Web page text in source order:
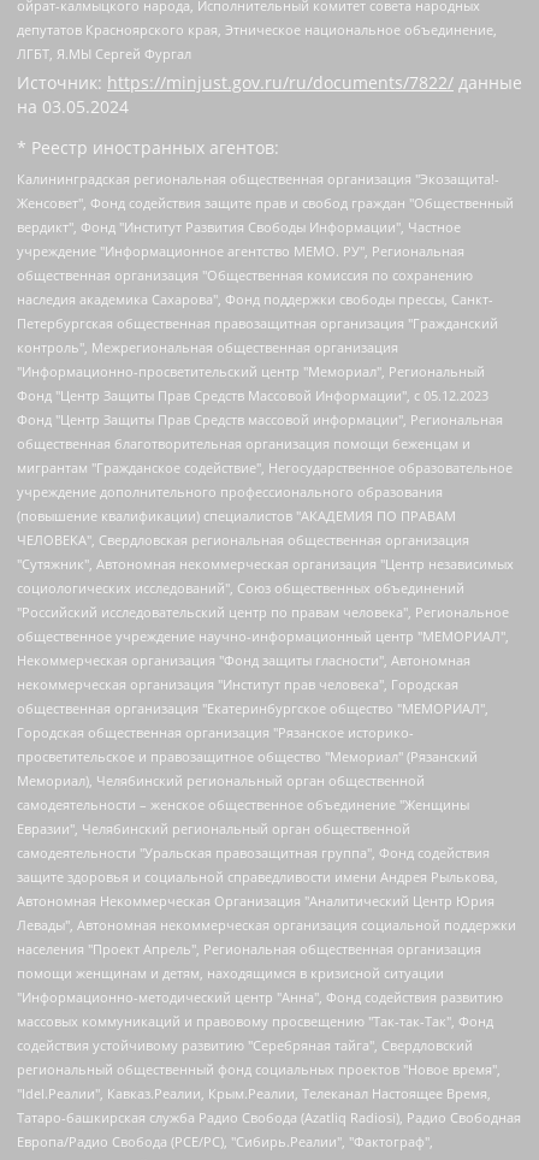
ойрат-калмыцкого народа, Исполнительный комитет совета народных
депутатов Красноярского края, Этническое национальное объединение,
ЛГБТ, Я.МЫ Сергей Фургал
Источник: https://minjust.gov.ru/ru/documents/7822/ данные
на 03.05.2024
* Реестр иностранных агентов:
Калининградская региональная общественная организация "Экозащита!-Женсовет", Фонд содействия защите прав и свобод граждан "Общественный вердикт", Фонд "Институт Развития Свободы Информации", Частное учреждение "Информационное агентство МЕМО. РУ", Региональная общественная организация "Общественная комиссия по сохранению наследия академика Сахарова", Фонд поддержки свободы прессы, Санкт-Петербургская общественная правозащитная организация "Гражданский контроль", Межрегиональная общественная организация "Информационно-просветительский центр "Мемориал", Региональный Фонд "Центр Защиты Прав Средств Массовой Информации", с 05.12.2023 Фонд "Центр Защиты Прав Средств массовой информации", Региональная общественная благотворительная организация помощи беженцам и мигрантам "Гражданское содействие", Негосударственное образовательное учреждение дополнительного профессионального образования (повышение квалификации) специалистов "АКАДЕМИЯ ПО ПРАВАМ ЧЕЛОВЕКА", Свердловская региональная общественная организация "Сутяжник", Автономная некоммерческая организация "Центр независимых социологических исследований", Союз общественных объединений "Российский исследовательский центр по правам человека", Региональное общественное учреждение научно-информационный центр "МЕМОРИАЛ", Некоммерческая организация "Фонд защиты гласности", Автономная некоммерческая организация "Институт прав человека", Городская общественная организация "Екатеринбургское общество "МЕМОРИАЛ", Городская общественная организация "Рязанское историко-просветительское и правозащитное общество "Мемориал" (Рязанский Мемориал), Челябинский региональный орган общественной самодеятельности – женское общественное объединение "Женщины Евразии", Челябинский региональный орган общественной самодеятельности "Уральская правозащитная группа", Фонд содействия защите здоровья и социальной справедливости имени Андрея Рылькова, Автономная Некоммерческая Организация "Аналитический Центр Юрия Левады", Автономная некоммерческая организация социальной поддержки населения "Проект Апрель", Региональная общественная организация помощи женщинам и детям, находящимся в кризисной ситуации "Информационно-методический центр "Анна", Фонд содействия развитию массовых коммуникаций и правовому просвещению "Так-так-Так", Фонд содействия устойчивому развитию "Серебряная тайга", Свердловский региональный общественный фонд социальных проектов "Новое время", "Idel.Реалии", Кавказ.Реалии, Крым.Реалии, Телеканал Настоящее Время, Татаро-башкирская служба Радио Свобода (Azatliq Radiosi), Радио Свободная Европа/Радио Свобода (PCE/PC), "Сибирь.Реалии", "Фактограф", Благотворительный фонд помощи осужденным и их семьям, Автономная некоммерческая организация "Институт глобализации и социальных движений", Фонд "В защиту прав заключенных", Частное учреждение "Центр поддержки и содействия развитию средств массовой информации", Пензенский региональный общественный благотворительный фонд "Гражданский союз", "Север.Реалии", Некоммерческая организация Фонд "Правовая инициатива", Общество с ограниченной ответственностью "Радио Свободная Европа/Радио Свобода", Чешское информационное агентство "MEDIUM-ORIENT", Красноярская региональная общественная организация "Мы против СПИДа", Камалягин Денис Николаевич, Маркелов Сергей Евгеньевич, Пономарев Лев Александрович, Савицкая Людмила Алексеевна, Автономная некоммерческая организация "Центр по работе с проблемой насилия "НАСИЛИЮ.НЕТ", Межрегиональный профессиональный союз работников здравоохранения "Альянс врачей", Юридическое лицо, зарегистрированное в Латвийской Республике, SIA "Medusa Project" (регистрационный номер 40103797863, дата регистрации 10.06.2014), Некоммерческая организация "Фонд по борьбе с коррупцией", Автономная некоммерческая организация "Институт права и публичной политики", Баданин Роман Сергеевич, Гликин Максим Александрович, Железнова Мария Михайловна, Лукьянова Юлия Сергеевна, Маетная Елизавета Витальевна, Маняхин Петр Борисович, Чуракова Ольга Владимировна, Ярош Юлия Петровна, Юридическое лицо "The Insider SIA", зарегистрированное в Риге, Латвийская Республика (дата регистрации 26.06.2015), являющееся администратором доменного имени интернет-издания "The Insider SIA", https://theins.ru, Постернак Алексей Евгеньевич, Рубин Михаил Аркадьевич, Анин Роман Александрович, Юридическое лицо Istories fonds, зарегистрированное в Латвийской Республике (регистрационный номер 50008295751, дата регистрации 24.02.2020), Великовский Дмитрий Александрович, Долинина Ирина Николаевна, Мароховская Алеся Алексеевна, Шлейнов Роман Юрьевич, Шмагун Олеся Валентиновна, Общество с ограниченной ответственностью "Альтаир 2021", Общество с ограниченной ответственностью "Вега 2021", Общество с ограниченной ответственностью "Главный редактор 2021", Общество с ограниченной ответственностью "Ромашки монолит", Важенков Артем Валерьевич, Ивановская областная общественная организация "Центр гендерных исследований", Гурман Юрий Альбертович, Медиапроект "ОВД-Инфо", Егоров Владимир Владимирович, Жилинский Владимир Александрович, Общество с ограниченной ответственностью "ЗП", Иванова София Юрьевна, Карезина Инна Павловна, Кильтау Екатерина Викторовна, Петров Алексей Викторович, Пискунов Сергей Евгеньевич, Смирнов Сергей Сергеевич, Тихонов Михаил Сергеевич, Общество с ограниченной ответственностью "ЖУРНАЛИСТ-ИНОСТРАННЫЙ АГЕНТ", Арапова Галина Юрьевна, Вольтская Татьяна Анатольевна, Американская компания "Mason G.E.S. Anonymous Foundation" (США), являющаяся владельцем интернет-издания https://mnews.world/, Компания "Stichting Bellingcat", зарегистрированная в Нидерландах (дата регистрации 11.07.2018), Захаров Андрей Вячеславович, Клепиковская Екатерина Дмитриевна, Общество с ограниченной ответственностью "МЕМО", Перл Роман Александрович, Симонов Евгений Алексеевич, Соловьева Елена Анатольевна, Сотников Даниил Владимирович, Сурначева Елизавета Дмитриевна, Автономная некоммерческая организация по защите прав человека и информированию населения "Якутия – Наше Мнение", Общество с ограниченной ответственностью "Москоу диджитал медиа", с 26.01.2023 Общество с ограниченной ответственностью "Чайка Белые сады", Ветошкина Валерия Валерьевна, Заговора Максим Александрович, Межрегиональное общественное движение "Российская ЛГБТ - сеть", Оленичев Максим Владимирович, Павлов Иван Юрьевич, Скворцова Елена Сергеевна, Общество с ограниченной ответственностью "Как бы инагент", Кочетков Игорь Викторович, Общество с ограниченной ответственностью "Честные выборы", Еланчик Олег Александрович, Общество с ограниченной ответственностью "Нобелевский призыв", Гималова Регина Эмилевна, Григорьев Андрей Валерьевич, Григорьева Алина Александровна, Ассоциация по содействию защите прав призывников, альтернативнослужащих и военнослужащих "Правозащитная группа "Гражданин.Армия.Право", Хисамова Регина Фаритовна, Автономная некоммерческая организация по реализации социально-правовых программ "Лилит", Дальневосточное общественное движение "Маяк", Санкт-Петербургская ЛГБТ-инициативная группа "Выход", Инициативная группа ЛГБТ+ "Реверс", Алексеев Андрей Викторович, Бекбулатова Таисия Львовна, Беляев Иван Михайлович, Владыкина Елена Сергеевна, Гельман Марат Александрович, Никульшина Вероника Юрьевна, Толоконникова Надежда Андреевна, Шендерович Виктор Анатольевич, Общество с ограниченной ответственностью "Данное сообщение", Общество с ограниченной ответственностью Издательский дом "Новая глава", Айнбиндер Александра Александровна, Московский комьюнити-центр для ЛГБТ+инициатив, Благотворительный фонд развития филантропии, Deutsche Welle (Германия, Kurt-Schumacher-Strasse 3, 53113 Bonn), Борзунова Мария Михайловна, Воробьев Виктор Викторович, Голубева Анна Львовна, Константинова Алла Михайловна, Малкова Ирина Владимировна, Мурадов Мурад Абдулгалимович, Осетинская Елизавета Николаевна, Понасенков Евгений Николаевич, Ганапольский Матвей Юрьевич, Киселев Евгений Алексеевич, Борухович Ирина Григорьевна, Дремин Иван Тимофеевич, Дубровский Дмитрий Викторович, Красноярская региональная общественная организация поддержки и развития альтернативных образовательных технологий и межкультурных коммуникаций "ИНТЕРРА", Маяковская Екатерина Алексеевна, Фейгин Марк Захарович, Филимонов Андрей Викторович, Дзугкоева Регина Николаевна, Доброхотов Роман Александрович, Дудь Юрий Александрович, Елкин Сергей Владимирович, Кругликов Кирилл Игоревич, Сабунаева Мария Леонидовна, Семенов Алексей Владимирович, Шаинян Карен Багратович, Шульман Екатерина Михайловна, Асафьев Артур Валерьевич, Вахштайн Виктор Семенович, Венедиктов Алексей Алексеевич, Лушникова Екатерина Евгеньевна, Волков Леонид Михайлович, Невзоров Александр Глебович, Пархоменко Сергей Борисович, Сироткин Ярослав Николаевич, Кара-Мурза Владимир Владимирович, Баранова Наталья Владимировна, Гозман Леонид Яковлевич, Кагарлицкий Борис Юльевич, Климарев Михаил Валерьевич, Милов Владимир Станиславович, Автономная некоммерческая организация Краснодарский центр современного искусства "Типография", Моргенштерн Алишер Тагирович, Соболь Любовь Эдуардовна, Общество с ограниченной ответственностью "ЛИЗА НОРМ", Каспаров Гарри Кимович, Ходорковский Михаил Борисович, Общество с ограниченной ответственностью "Апрельские тезисы", Данилович Ирина Брониславовна, Кашин Олег Владимирович, Петров Николай Владимирович, Пивоваров Алексей Владимирович, Соколов Михаил Владимирович, Цветкова Юлия Владимировна, Чичваркин Евгений Александрович, Комитет против пыток/Команда против пыток, Общество с ограниченной ответственностью "Первый научный", Общество с ограниченной ответственностью "Вертолет и ко", Белоцерковская Вероника Борисовна, Кац Максим Евгеньевич, Лазарева Татьяна Юрьевна, Шаведдинов Руслан Табризович, Яшин Илья Валерьевич, Общество с ограниченной ответственностью "Иноагент ААВ", Алешковский Дмитрий Петрович, Альбац Евгения Марковна, Быков Дмитрий Львович, Галямина Юлия Евгеньевна, Лойко Сергей Леонидович, Мартынов Кирилл Константинович, Медведев Сергей Александрович, Крашенинников Федор Геннадиевич, Гордеева Катерина Вл